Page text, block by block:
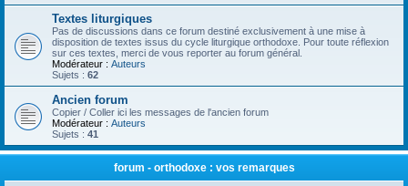
Textes liturgiques
Pas de discussions dans ce forum destiné exclusivement à une mise à
disposition de textes issus du cycle liturgique orthodoxe. Pour toute réflexion
sur ces textes, merci de vous reporter au forum général.
Modérateur : Auteurs
Sujets : 62
Ancien forum
Copier / Coller ici les messages de l'ancien forum
Modérateur : Auteurs
Sujets : 41
forum - orthodoxe : vos remarques